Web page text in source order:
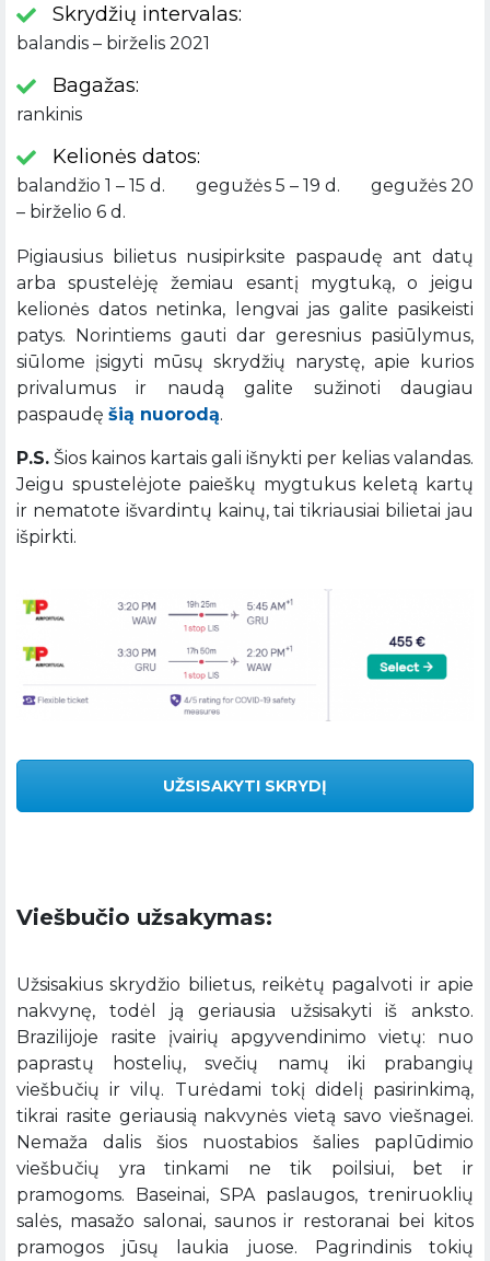
Skrydžių intervalas:
balandis – birželis 2021
Bagažas:
rankinis
Kelionės datos:
balandžio 1 – 15 d. gegužės 5 – 19 d. gegužės 20
– birželio 6 d.
Pigiausius bilietus nusipirksite paspaudę ant datų
arba spustelėję žemiau esantį mygtuką, o jeigu
kelionės datos netinka, lengvai jas galite pasikeisti
patys. Norintiems gauti dar geresnius pasiūlymus,
siūlome įsigyti mūsų skrydžių narystę, apie kurios
privalumus ir naudą galite sužinoti daugiau
paspaudę šią nuorodą.
P.S. Šios kainos kartais gali išnykti per kelias valandas.
Jeigu spustelėjote paieškų mygtukus keletą kartų
ir nematote išvardintų kainų, tai tikriausiai bilietai jau
išpirkti.
UŽSISAKYTI SKRYDĮ
Viešbučio užsakymas:
Užsisakius skrydžio bilietus, reikėtų pagalvoti ir apie
nakvynę, todėl ją geriausia užsisakyti iš anksto.
Brazilijoje rasite įvairių apgyvendinimo vietų: nuo
paprastų hostelių, svečių namų iki prabangių
viešbučių ir vilų. Turėdami tokį didelį pasirinkimą,
tikrai rasite geriausią nakvynės vietą savo viešnagei.
Nemaža dalis šios nuostabios šalies paplūdimio
viešbučių yra tinkami ne tik poilsiui, bet ir
pramogoms. Baseinai, SPA paslaugos, treniruoklių
salės, masažo salonai, saunos ir restoranai bei kitos
pramogos jūsų laukia juose. Pagrindinis tokių